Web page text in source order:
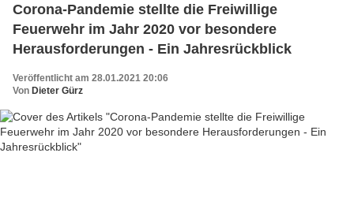
Corona-Pandemie stellte die Freiwillige
Feuerwehr im Jahr 2020 vor besondere
Herausforderungen - Ein Jahresrückblick
Veröffentlicht am 28.01.2021 20:06
Von Dieter Gürz